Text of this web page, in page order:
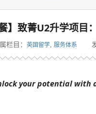
餐】致菁U2升学项
栏目： 英国留学, 服务体系
your potential with